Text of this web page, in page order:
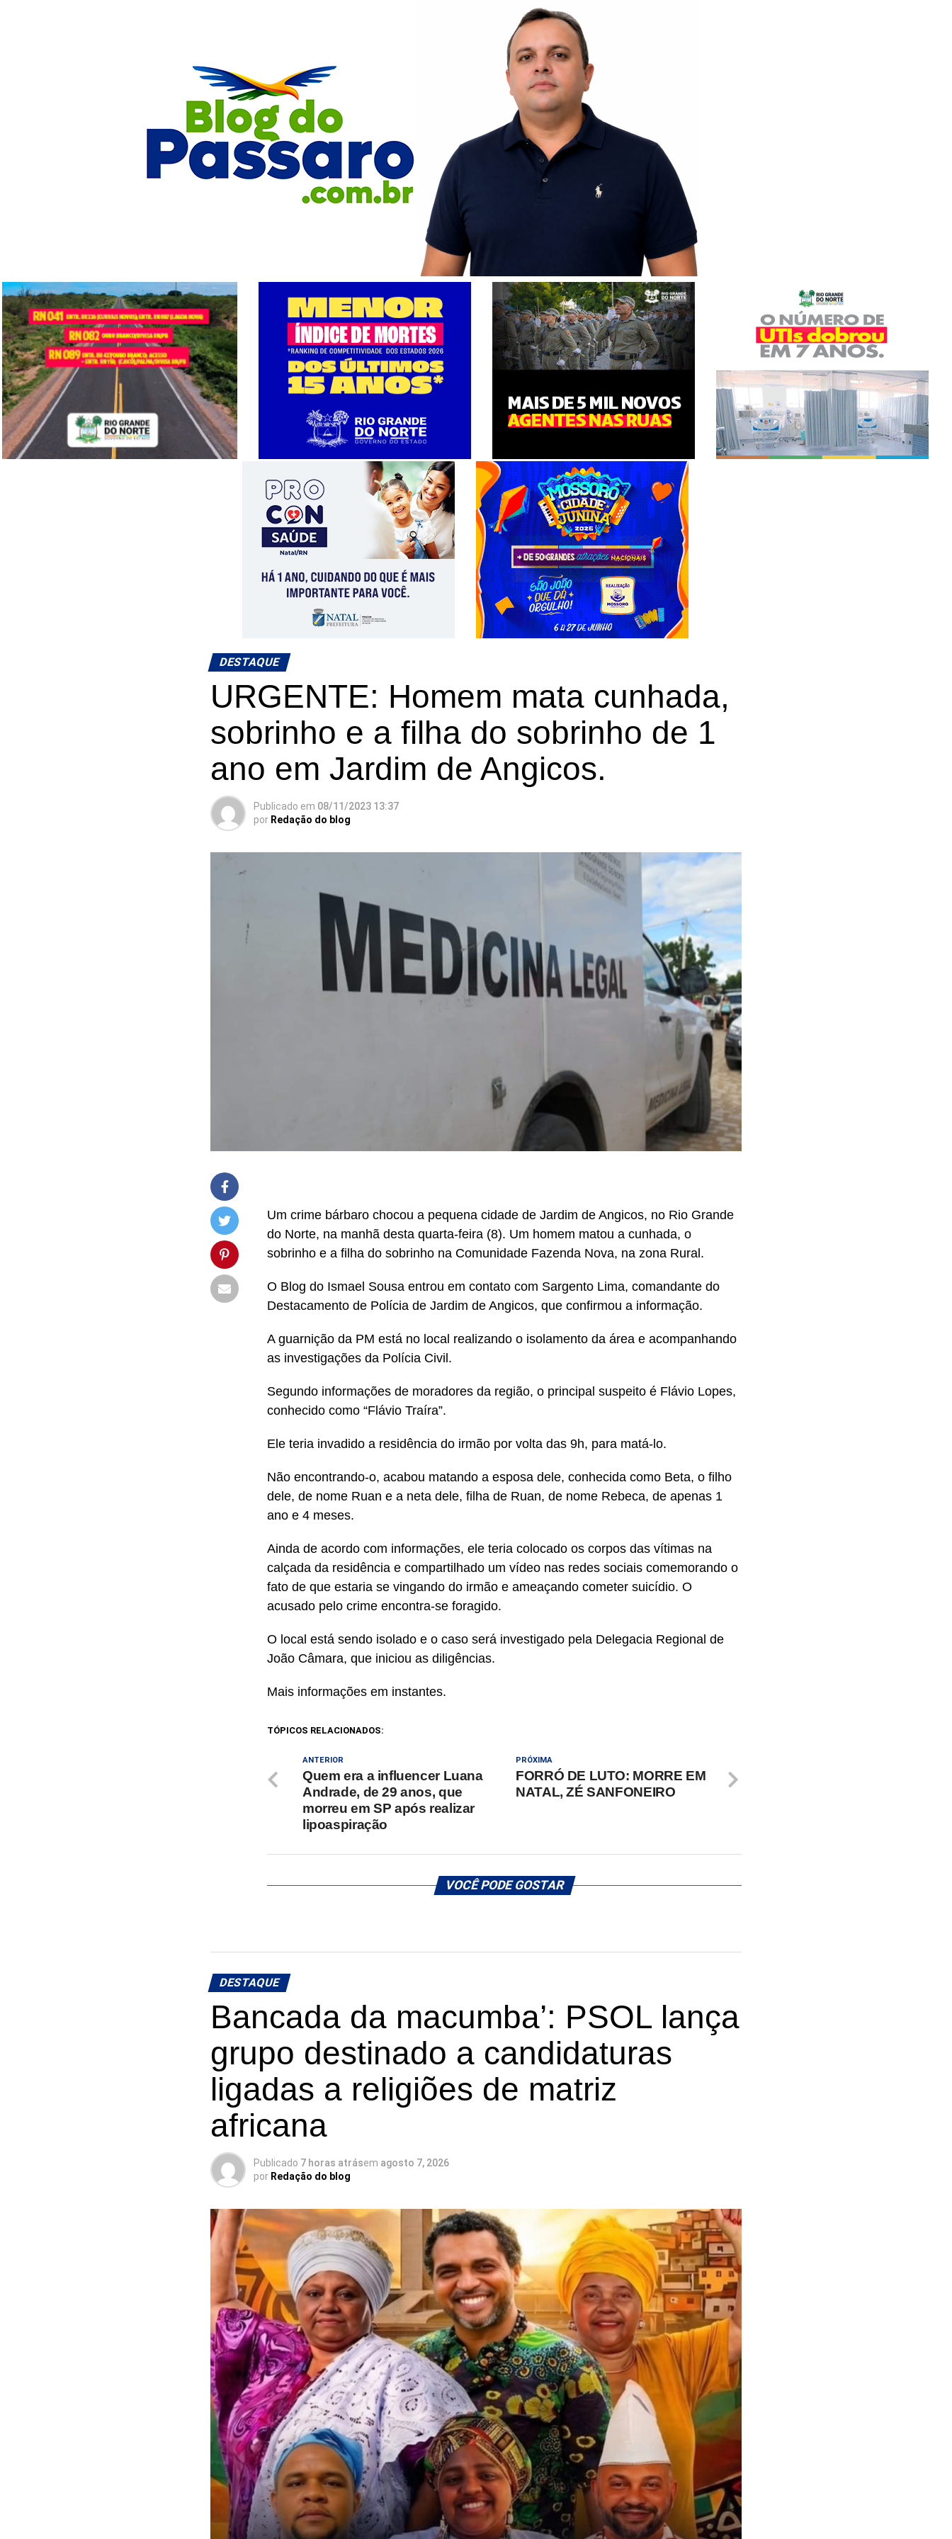
DESTAQUE
URGENTE: Homem mata cunhada,
sobrinho e a filha do sobrinho de 1
ano em Jardim de Angicos.
Publicado em 08/11/2023 13:37
por Redação do blog
Um crime bárbaro chocou a pequena cidade de Jardim de Angicos, no Rio Grande
do Norte, na manhã desta quarta-feira (8). Um homem matou a cunhada, o
sobrinho e a filha do sobrinho na Comunidade Fazenda Nova, na zona Rural.
O Blog do Ismael Sousa entrou em contato com Sargento Lima, comandante do
Destacamento de Polícia de Jardim de Angicos, que confirmou a informação.
A guarnição da PM está no local realizando o isolamento da área e acompanhando
as investigações da Polícia Civil.
Segundo informações de moradores da região, o principal suspeito é Flávio Lopes,
conhecido como “Flávio Traíra”.
Ele teria invadido a residência do irmão por volta das 9h, para matá-lo.
Não encontrando-o, acabou matando a esposa dele, conhecida como Beta, o filho
dele, de nome Ruan e a neta dele, filha de Ruan, de nome Rebeca, de apenas 1
ano e 4 meses.
Ainda de acordo com informações, ele teria colocado os corpos das vítimas na
calçada da residência e compartilhado um vídeo nas redes sociais comemorando o
fato de que estaria se vingando do irmão e ameaçando cometer suicídio. O
acusado pelo crime encontra-se foragido.
O local está sendo isolado e o caso será investigado pela Delegacia Regional de
João Câmara, que iniciou as diligências.
Mais informações em instantes.
TÓPICOS RELACIONADOS:
PRÓXIMA
FORRÓ DE LUTO: MORRE EM
NATAL, ZÉ SANFONEIRO
ANTERIOR
Quem era a influencer Luana
Andrade, de 29 anos, que
morreu em SP após realizar
lipoaspiração
VOCÊ PODE GOSTAR
DESTAQUE
Bancada da macumba’: PSOL lança
grupo destinado a candidaturas
ligadas a religiões de matriz
africana
Publicado 7 horas atrásem agosto 7, 2026
por Redação do blog